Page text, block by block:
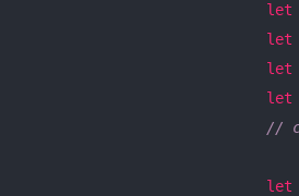
let
let
let
let
//
let